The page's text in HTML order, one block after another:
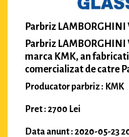
Parbriz LAMBORGHINI
Parbriz LAMBORGHINI
marca KMK, an
comercializat de catre
Producator parbriz : KMK
Pret : 2700 Lei
Data anunt : 2020-05-23